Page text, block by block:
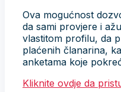
Ova mogućnost
da sami provjere i
vlastitom profilu, da
plaćenih članarina,
anketama koje
Kliknite ovdje da